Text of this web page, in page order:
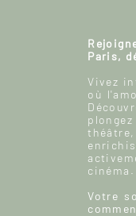
Paris,
Vivez
où
cinéma.
Votre